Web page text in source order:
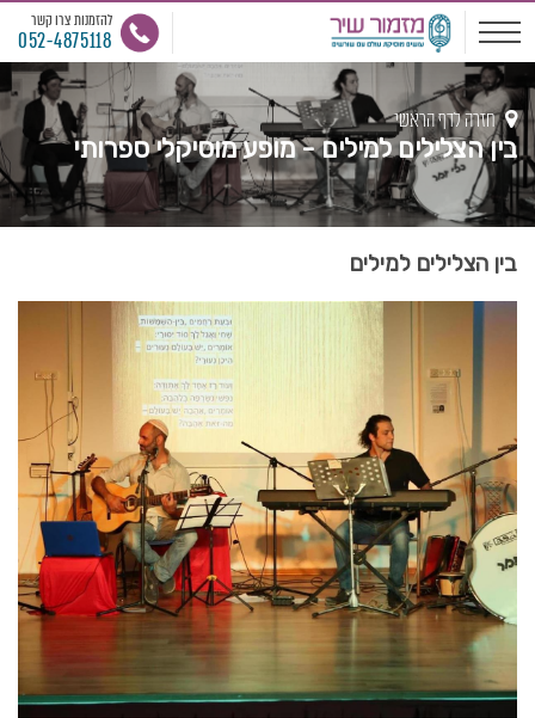
להזמנות צרו קשר
052-4875118
חזרה לדף הראשי
בין הצלילים למילים - מופע מוסיקלי ספרותי
בין הצלילים למילים